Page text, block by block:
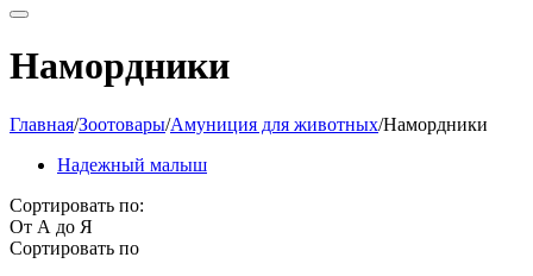
Намордники
Главная/Зоотовары/Амуниция для животных/Намордники
Надежный малыш
Сортировать по:
От А до Я
Сортировать по